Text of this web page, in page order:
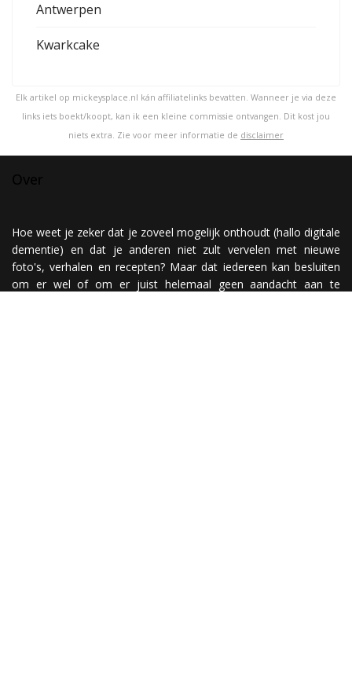
Antwerpen
Kwarkcake
Elk artikel op mickeysplace.nl kán affiliatelinks bevatten. Wanneer je via deze
links iets boekt/koopt, kan ik een kleine commissie ontvangen. Dit kost jou
niets extra. Zie voor meer informatie de disclaimer
Hoe weet je zeker dat je zoveel mogelijk onthoudt (hallo digitale
dementie) en dat je anderen niet zult vervelen met nieuwe
foto's, verhalen en recepten? Maar dat iedereen kan besluiten
om er wel of om er juist helemaal geen aandacht aan te